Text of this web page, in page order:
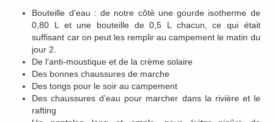
Bouteille d’eau : de notre côté une gourde isotherme de
0,80 L et une bouteille de 0,5 L chacun, ce qui était
suffisant car on peut les remplir au campement le matin du
jour 2.
De l’anti-moustique et de la crème solaire
Des bonnes chaussures de marche
Des tongs pour le soir au campement
Des chaussures d’eau pour marcher dans la rivière et le
rafting